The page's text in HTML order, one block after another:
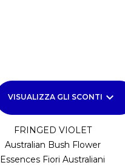
VISUALIZZA GLI SCONTI keyboard_arrow_down
FRINGED VIOLET
Australian Bush Flower
Essences Fiori Australiani